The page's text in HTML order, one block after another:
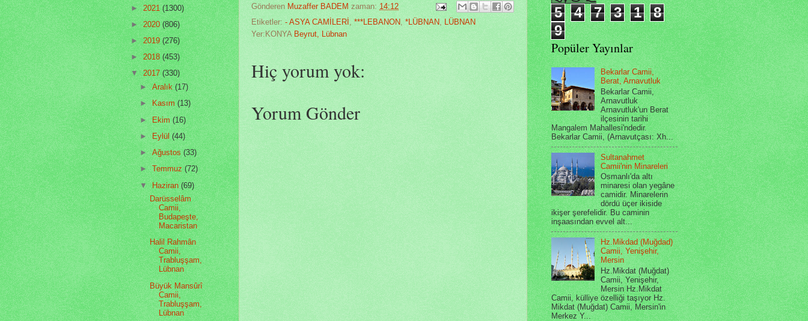
Gönderen Muzaffer BADEM zaman: 14:12
Etiketler: - ASYA CAMİLERİ , ***LEBANON, *LÜBNAN, LÜBNAN
Yer:KONYA Beyrut, Lübnan
Hiç yorum yok:
Yorum Gönder
►2021(1300)
►2020(806)
►2019(276)
►2018(453)
▼2017 (330)
►Aralık(17)
►Kasım(13)
►Ekim(16)
►Eylül(44)
►Ağustos(33)
►Temmuz(72)
▼Haziran(69)
Darüsselâm
Camii,
Budapeşte,
Macaristan
Halil Rahmân
Camii,
Trabluşşam,
Lübnan
Büyük Mansûrî
Camii,
Trabluşşam,
Lübnan
5 4 7 3 1
8
9
Popüler Yayınlar
Bekarlar Camii,
Berat, Arnavutluk
Bekarlar Camii,
Arnavutluk
Arnavutluk'un Berat
ilçesinin tarihi
Mangalem Mahallesi'ndedir.
Bekarlar Camii, (Arnavutçası: Xh...
Sultanahmet
Camii'nin Minareleri
Osmanlı'da altı
minaresi olan yegâne
camidir. Minarelerin
dördü üçer ikiside
ikişer şerefelidir. Bu caminin
inşaasından evvel alt...
Hz.Mikdad (Muğdad)
Camii, Yenişehir,
Mersin
Hz.Mikdat (Muğdat)
Camii, Yenişehir,
Mersin Hz.Mikdat
Camii, külliye özelliği taşıyor Hz.
Mikdat (Muğdat) Camii, Mersin'in
Merkez Y...